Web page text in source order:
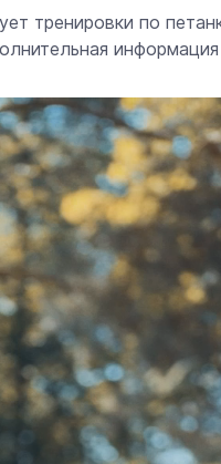
тренировки по
информация